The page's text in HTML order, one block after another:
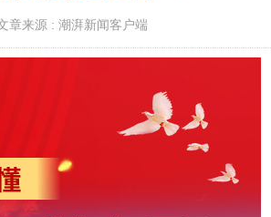
章来源 : 潮湃新闻客户端